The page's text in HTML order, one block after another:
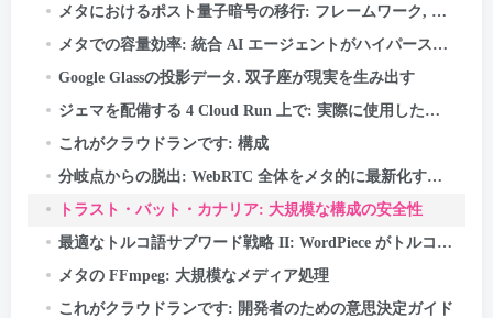
メタにおけるポスト量子暗号の移行: フレームワーク, レッスン, とテイクアウト
メタでの容量効率: 統合 AI エージェントがハイパースケールでパフォーマンスを最適化する方法
Google Glassの投影データ. 双子座が現実を生み出す
ジェマを配備する 4 Cloud Run 上で: 実際に使用した場合にのみお支払いください
これがクラウドランです: 構成
分岐点からの脱出: WebRTC 全体をメタ的に最新化する方法 50+ 使用例
トラスト・バット・カナリア: 大規模な構成の安全性
最適なトルコ語サブワード戦略 II: WordPiece がトルコ語の形態学から学んだこと
メタの FFmpeg: 大規模なメディア処理
これがクラウドランです: 開発者のための意思決定ガイド